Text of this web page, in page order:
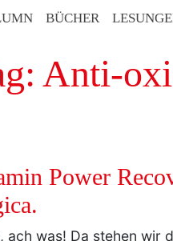
BÜCHER
Anti-
Power
ach was! Da stehen wir